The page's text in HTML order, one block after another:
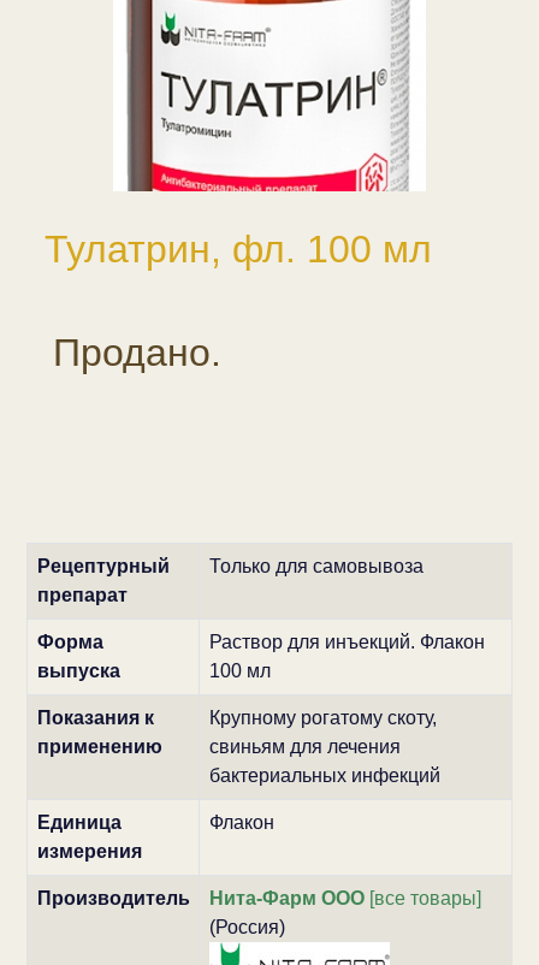
Тулатрин, фл. 100 мл
Продано.
Рецептурный
препарат
Только для самовывоза
Форма
выпуска
Раствор для инъекций. Флакон
100 мл
Показания к
применению
Крупному рогатому скоту,
свиньям для лечения
бактериальных инфекций
Единица
измерения
Флакон
Производитель Нита-Фарм ООО[все товары]
(Россия)